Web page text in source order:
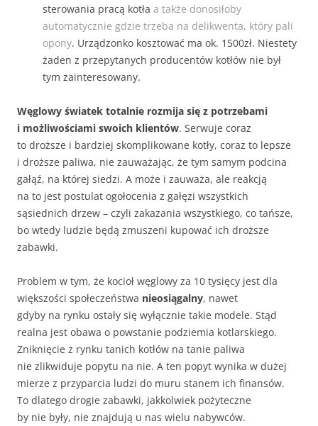
sterowania pracą kotła a także donosiłoby
automatycznie gdzie trzeba na delikwenta, który pali
opony. Urządzonko kosztować ma ok. 1500zł. Niestety
żaden z przepytanych producentów kotłów nie był
tym zainteresowany.
Węglowy światek totalnie rozmija się z potrzebami
i możliwościami swoich klientów. Serwuje coraz
to droższe i bardziej skomplikowane kotły, coraz to lepsze
i droższe paliwa, nie zauważając, że tym samym podcina
gałąź, na której siedzi. A może i zauważa, ale reakcją
na to jest postulat ogołocenia z gałęzi wszystkich
sąsiednich drzew – czyli zakazania wszystkiego, co tańsze,
bo wtedy ludzie będą zmuszeni kupować ich droższe
zabawki.
Problem w tym, że kocioł węglowy za 10 tysięcy jest dla
większości społeczeństwa nieosiągalny, nawet
gdyby na rynku ostały się wyłącznie takie modele. Stąd
realna jest obawa o powstanie podziemia kotlarskiego.
Zniknięcie z rynku tanich kotłów na tanie paliwa
nie zlikwiduje popytu na nie. A ten popyt wynika w dużej
mierze z przyparcia ludzi do muru stanem ich finansów.
To dlatego drogie zabawki, jakkolwiek pożyteczne
by nie były, nie znajdują u nas wielu nabywców.